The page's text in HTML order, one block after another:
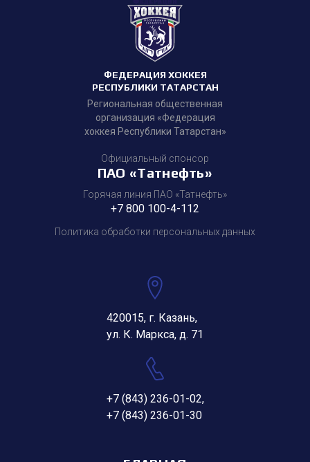
ФЕДЕРАЦИЯ ХОККЕЯ
РЕСПУБЛИКИ ТАТАРСТАН
Региональная общественная
организация «Федерация
хоккея Республики Татарстан»
Официальный спонсор
ПАО «Татнефть»
Горячая линия ПАО «Татнефть»
+7 800 100-4-112
Политика обработки персональных данных
420015, г. Казань,
ул. К. Маркса, д. 71
+7 (843) 236-01-02,
+7 (843) 236-01-30